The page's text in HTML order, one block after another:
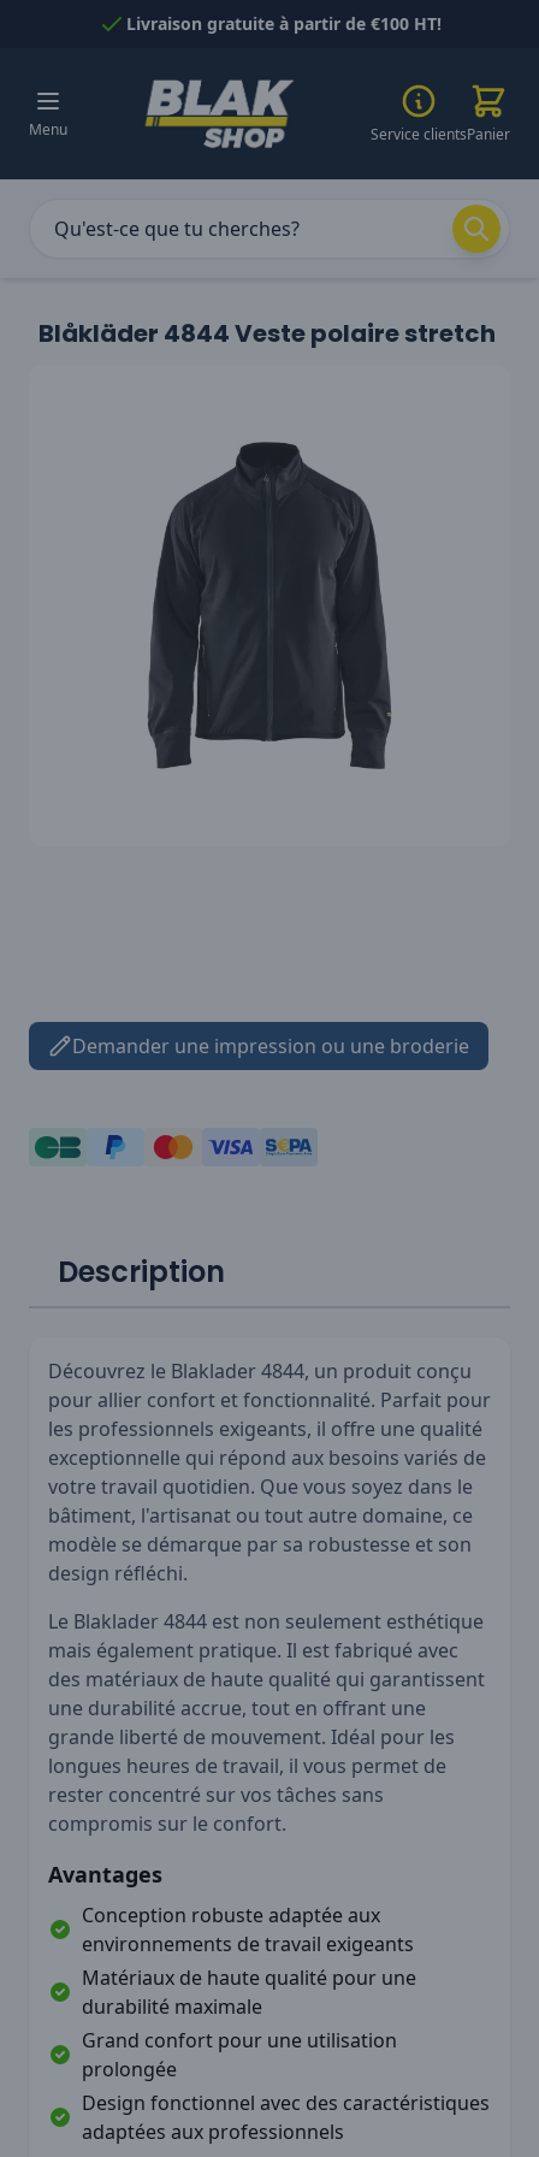
Passer au contenuLivraison gratuite à partir de €100 HT!
Menu Service clientsPanier
Blåkläder 4844 Veste polaire stretch
Demander une impression ou une broderie
Description
Découvrez le Blaklader 4844, un produit conçu
pour allier confort et fonctionnalité. Parfait pour
les professionnels exigeants, il offre une qualité
exceptionnelle qui répond aux besoins variés de
votre travail quotidien. Que vous soyez dans le
bâtiment, l'artisanat ou tout autre domaine, ce
modèle se démarque par sa robustesse et son
design réfléchi.
Le Blaklader 4844 est non seulement esthétique
mais également pratique. Il est fabriqué avec
des matériaux de haute qualité qui garantissent
une durabilité accrue, tout en offrant une
grande liberté de mouvement. Idéal pour les
longues heures de travail, il vous permet de
rester concentré sur vos tâches sans
compromis sur le confort.
Avantages
Conception robuste adaptée aux
environnements de travail exigeants
Matériaux de haute qualité pour une
durabilité maximale
Grand confort pour une utilisation
prolongée
Design fonctionnel avec des caractéristiques
adaptées aux professionnels